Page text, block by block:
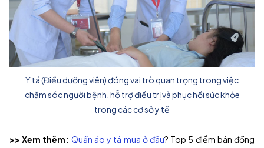
Y tá (Điều dưỡng viên) đóng vai trò quan trọng trong việc
chăm sóc người bệnh, hỗ trợ điều trị và phục hồi sức khỏe
trong các cơ sở y tế
>> Xem thêm: Quần áo y tá mua ở đâu? Top 5 điểm bán đồng